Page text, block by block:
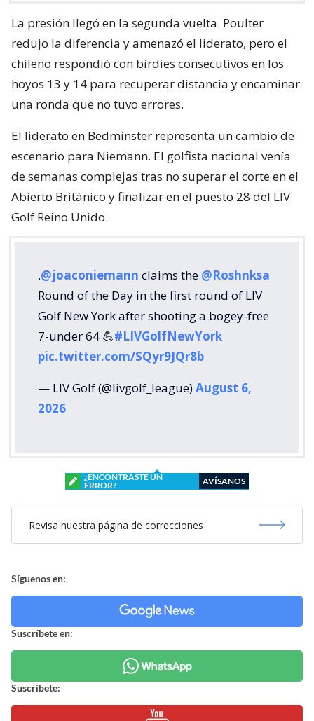
La presión llegó en la segunda vuelta. Poulter
redujo la diferencia y amenazó el liderato, pero el
chileno respondió con birdies consecutivos en los
hoyos 13 y 14 para recuperar distancia y encaminar
una ronda que no tuvo errores.
El liderato en Bedminster representa un cambio de
escenario para Niemann. El golfista nacional venía
de semanas complejas tras no superar el corte en el
Abierto Británico y finalizar en el puesto 28 del LIV
Golf Reino Unido.
.@joaconiemann claims the @Roshnksa
Round of the Day in the first round of LIV
Golf New York after shooting a bogey-free
7-under 64 💪#LIVGolfNewYork
pic.twitter.com/SQyr9JQr8b
— LIV Golf (@livgolf_league)August 6,
2026
¿ENCONTRASTE UN
ERROR?
AVÍSANOS
Revisa nuestra página de correcciones
Síguenos en:
Suscríbete en:
Suscríbete: